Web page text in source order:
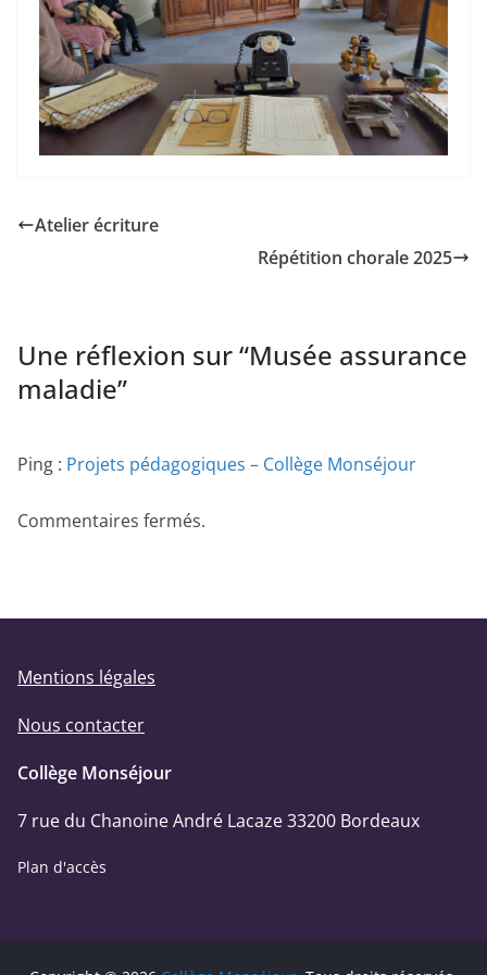
Atelier écriture
Répétition chorale 2025
Une réflexion sur “Musée assurance
maladie”
Ping : Projets pédagogiques – Collège Monséjour
Commentaires fermés.
Mentions légales
Nous contacter
Collège Monséjour
7 rue du Chanoine André Lacaze 33200 Bordeaux
Plan d'accès